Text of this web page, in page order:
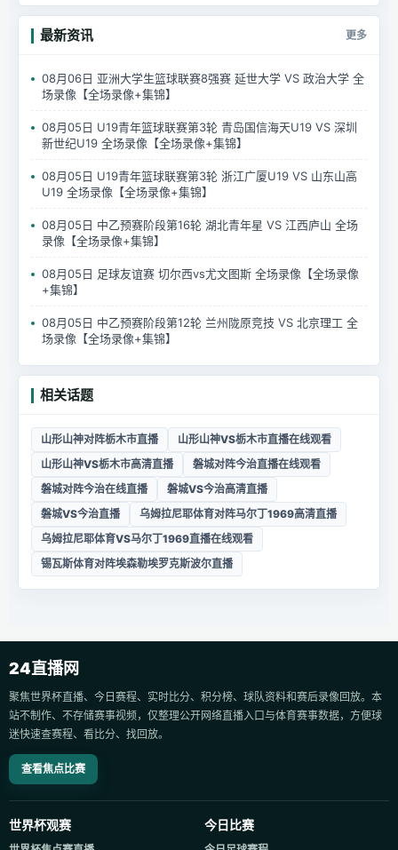
最新资讯 更多
08月06日 亚洲大学生篮球联赛8强赛 延世大学 VS 政治大学 全
场录像【全场录像+集锦】
08月05日 U19青年篮球联赛第3轮 青岛国信海天U19 VS 深圳
新世纪U19 全场录像【全场录像+集锦】
08月05日 U19青年篮球联赛第3轮 浙江广厦U19 VS 山东山高
U19 全场录像【全场录像+集锦】
08月05日 中乙预赛阶段第16轮 湖北青年星 VS 江西庐山 全场
录像【全场录像+集锦】
08月05日 足球友谊赛 切尔西vs尤文图斯 全场录像【全场录像
+集锦】
08月05日 中乙预赛阶段第12轮 兰州陇原竞技 VS 北京理工 全
场录像【全场录像+集锦】
相关话题
山形山神对阵栃木市直播
山形山神VS栃木市直播在线观看
山形山神VS栃木市高清直播
磐城对阵今治直播在线观看
磐城对阵今治在线直播
磐城VS今治高清直播
磐城VS今治直播
乌姆拉尼耶体育对阵马尔丁1969高清直播
乌姆拉尼耶体育VS马尔丁1969直播在线观看
锡瓦斯体育对阵埃森勒埃罗克斯波尔直播
24直播网
聚焦世界杯直播、今日赛程、实时比分、积分榜、球队资料和赛后录像回放。本
站不制作、不存储赛事视频，仅整理公开网络直播入口与体育赛事数据，方便球
迷快速查赛程、看比分、找回放。
查看焦点比赛
世界杯观赛 今日比赛